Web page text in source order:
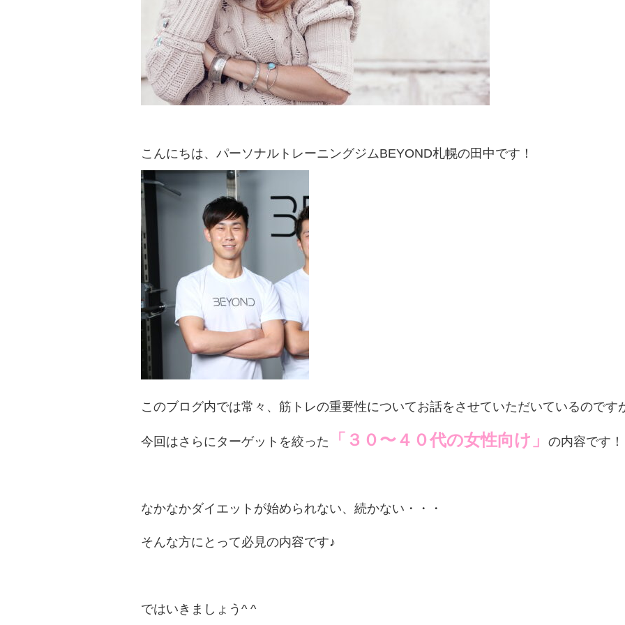
こんにちは、パーソナルトレーニングジムBEYOND札幌の田中です！
このブログ内では常々、筋トレの重要性についてお話をさせていただいているのです
今回はさらにターゲットを絞った 「３０〜４０代の女性向け」 の内容です！
なかなかダイエットが始められない、続かない・・・
そんな方にとって必見の内容です♪
ではいきましょう^ ^